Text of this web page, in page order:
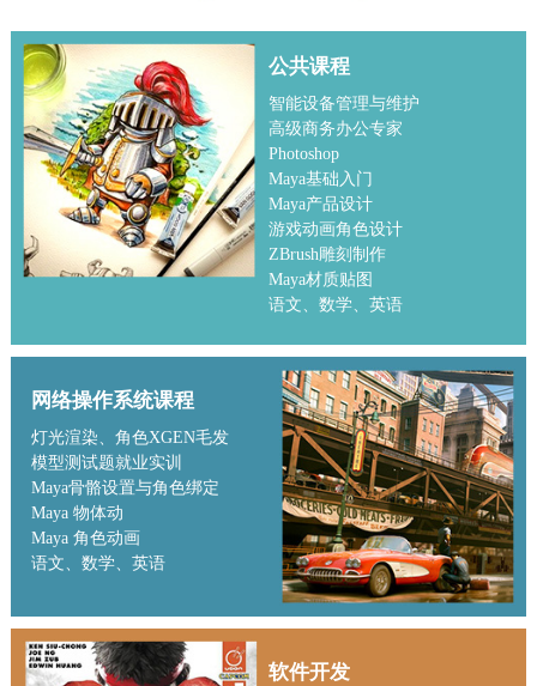
公共课程
智能设备管理与维护
高级商务办公专家
Photoshop
Maya基础入门
Maya产品设计
游戏动画角色设计
ZBrush雕刻制作
Maya材质贴图
语文、数学、英语
网络操作系统课程
灯光渲染、角色XGEN毛发
模型测试题就业实训
Maya骨骼设置与角色绑定
Maya 物体动
Maya 角色动画
语文、数学、英语
软件开发